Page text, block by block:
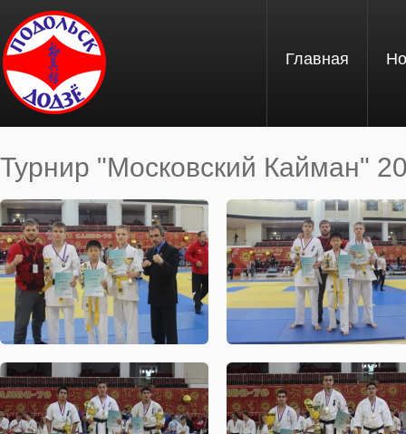
Перейти к основному содержанию
Главная
Турнир "Московский Кайман"
Вы здесь